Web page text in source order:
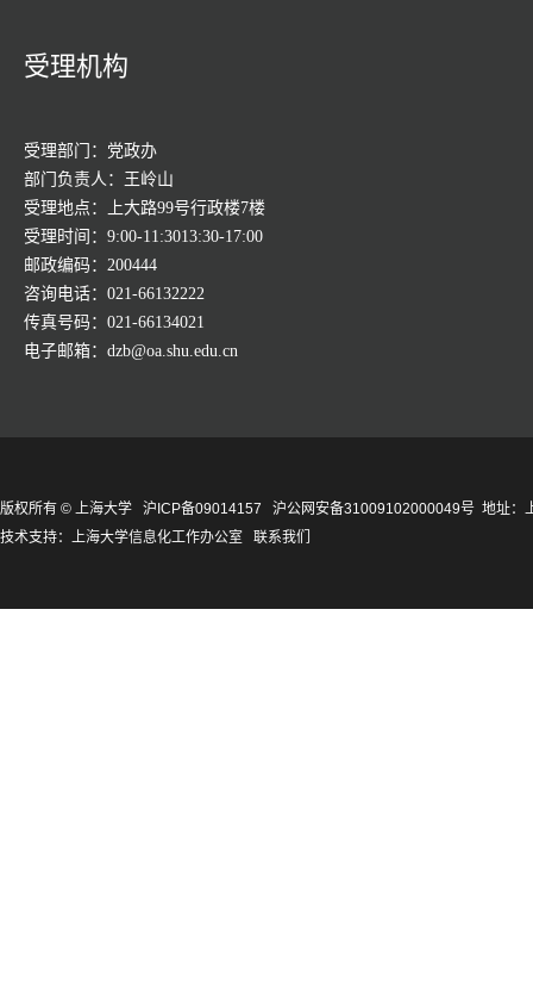
受理机构
受理部门：党政办
部门负责人：王岭山
受理地点：上大路99号行政楼7楼
受理时间：9:00-11:3013:30-17:00
邮政编码：200444
咨询电话：021-66132222
传真号码：021-66134021
电子邮箱：dzb@oa.shu.edu.cn
版权所有 © 上海大学 沪ICP备09014157 沪公网安备31009102000049号 地址：
技术支持： 上海大学信息化工作办公室 联系我们